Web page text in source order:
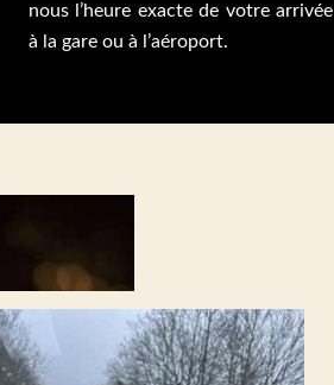
nous l’heure exacte de votre arrivée
à la gare ou à l’aéroport.